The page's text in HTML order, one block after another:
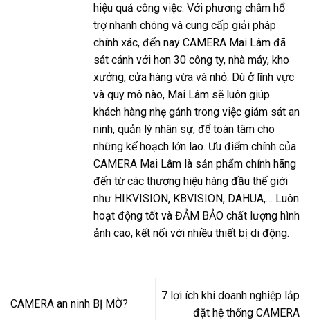
hiệu quả công việc. Với phương châm hổ
trợ nhanh chóng và cung cấp giải pháp
chính xác, đến nay CAMERA Mai Lâm đã
sát cánh với hơn 30 công ty, nhà máy, kho
xưởng, cửa hàng vừa và nhỏ. Dù ở lĩnh vực
và quy mô nào, Mai Lâm sẽ luôn giúp
khách hàng nhẹ gánh trong việc giám sát an
ninh, quản lý nhân sự, để toàn tâm cho
những kế hoạch lớn lao. Ưu điểm chính của
CAMERA Mai Lâm là sản phẩm chính hãng
đến từ các thương hiệu hàng đầu thế giới
như HIKVISION, KBVISION, DAHUA,… Luôn
hoạt động tốt và ĐẢM BẢO chất lượng hình
ảnh cao, kết nối với nhiều thiết bị di động.
CAMERA an ninh BỊ MỜ?
7 lợi ích khi doanh nghiệp lắp
đặt hệ thống CAMERA